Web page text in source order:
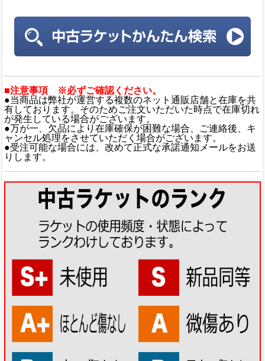
■注意事項 ※必ずご確認ください。
●当商品は弊社が運営する複数のネット通販店舗と在庫を共
有しております。そのためご注文いただいた時点で在庫切れ
が発生している場合がございます。
●万が一、欠品により在庫確保が困難な場合、ご連絡後、キ
ャンセル処理をさせていただく場合がございます。
●受注可能な場合には、改めて正式な承諾通知メールをお送
りします。